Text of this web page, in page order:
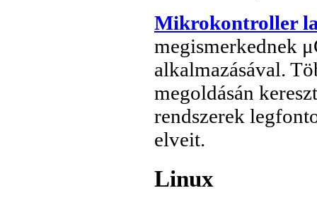
Mikrokontroller
megismerkednek
alkalmazásával.
megoldásán
rendszerek
elveit.
Linux